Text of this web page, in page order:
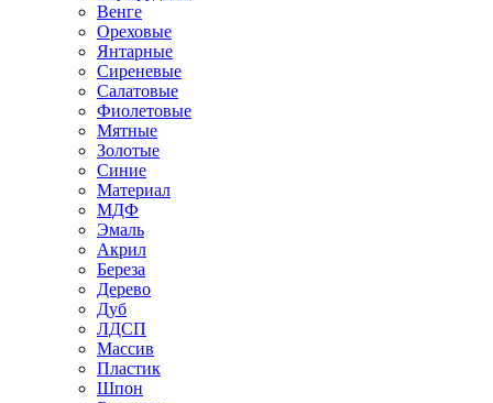
Венге
Ореховые
Янтарные
Сиреневые
Салатовые
Фиолетовые
Мятные
Золотые
Синие
Материал
МДФ
Эмаль
Акрил
Береза
Дерево
Дуб
ЛДСП
Массив
Пластик
Шпон